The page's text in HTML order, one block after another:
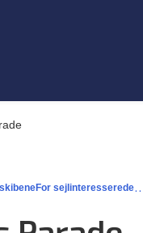
For sejlinteresserede